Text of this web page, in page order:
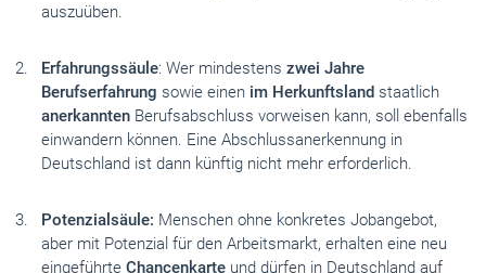
auszuüben.
Erfahrungssäule: Wer mindestens zwei Jahre
Berufserfahrung sowie einen im Herkunftsland staatlich
anerkannten Berufsabschluss vorweisen kann, soll ebenfalls
einwandern können. Eine Abschlussanerkennung in
Deutschland ist dann künftig nicht mehr erforderlich.
Potenzialsäule: Menschen ohne konkretes Jobangebot,
aber mit Potenzial für den Arbeitsmarkt, erhalten eine neu
eingeführte Chancenkarte und dürfen in Deutschland auf